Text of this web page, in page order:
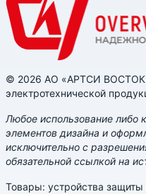
© 2026 АО «АРТСИ
электротехнической
Любое использование либо
элементов дизайна и
исключительно с
обязательной ссылкой на
Товары: устройства